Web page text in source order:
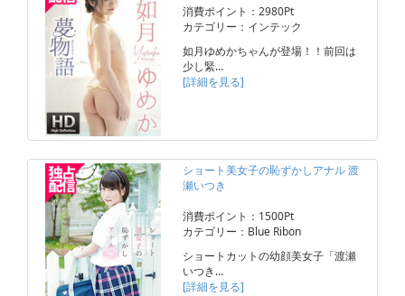
消費ポイント：2980Pt
カテゴリー：インテック
如月ゆめかちゃんが登場！！前回は
少し緊…
[詳細を見る]
ショート美女子の恥ずかしアナル 渡
瀬いつき
消費ポイント：1500Pt
カテゴリー：Blue Ribon
ショートカットの幼顔美女子「渡瀬
いつき…
[詳細を見る]